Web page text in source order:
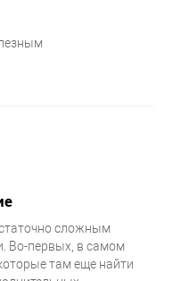
справилась, сейчас уже
сложным
Во-первых, в самом
там еще найти